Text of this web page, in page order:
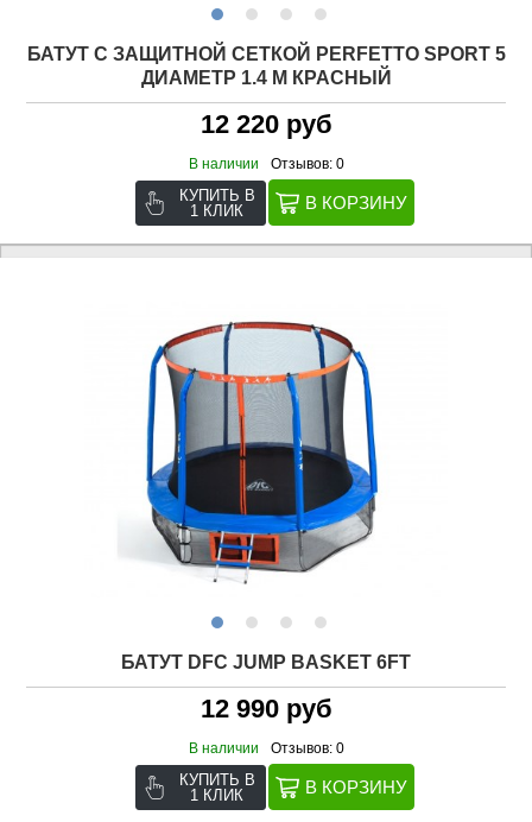
БАТУТ С ЗАЩИТНОЙ CЕТКОЙ PERFETTO SPORT 5
ДИАМЕТР 1.4 М КРАСНЫЙ
12 220 руб
В наличии Отзывов: 0
КУПИТЬ В
1 КЛИК
БАТУТ DFC JUMP BASKET 6FT
12 990 руб
В наличии Отзывов: 0
КУПИТЬ В
1 КЛИК